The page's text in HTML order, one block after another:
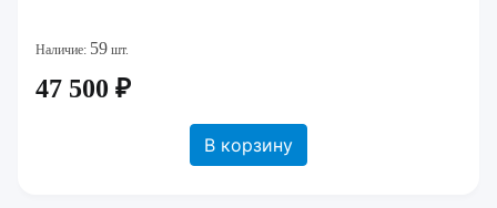
Наличие: 59 шт.
47 500 ₽
В корзину